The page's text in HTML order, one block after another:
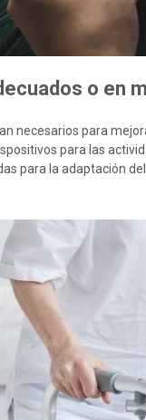
o en
necesarios para
para las
para la adaptación